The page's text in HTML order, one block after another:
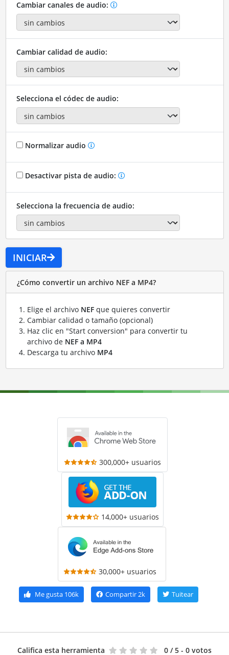
Cambiar canales de audio:
Cambiar calidad de audio:
Selecciona el códec de audio:
Normalizar audio
Desactivar pista de audio:
Selecciona la frecuencia de audio:
INICIAR
¿Cómo convertir un archivo NEF a MP4?
Elige el archivo NEFque quieres convertir
Cambiar calidad o tamaño (opcional)
Haz clic en "Start conversion" para convertir tu
archivo de NEF a MP4
Descarga tu archivo MP4
300,000+ usuarios
14,000+ usuarios
30,000+ usuarios
Me gusta106k Compartir2k Tuitear
Califica esta herramienta 0 / 5 - 0 votos